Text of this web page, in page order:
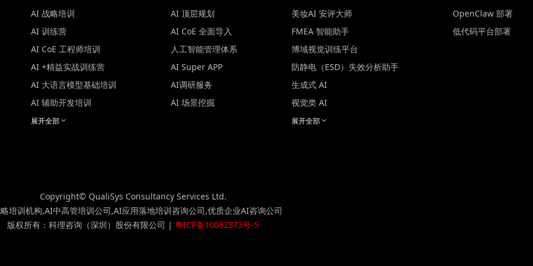
AI 战略培训
AI 训练营
AI CoE 工程师培训
AI +精益实战训练营
AI 大语言模型基础培训
AI 辅助开发培训
展开全部
AI 顶层规划
AI CoE 全面导入
人工智能管理体系
AI Super APP
AI调研服务
AI 场景挖掘
美妆AI 安评大师
FMEA 智能助手
博域视觉训练平台
防静电（ESD）失效分析助手
生成式 AI
视觉类 AI
展开全部
OpenClaw 部署
低代码平台部署
Copyright© QualiSys Consultancy Services Ltd.
培训机构,AI中高管培训公司,AI应用落地培训咨询公司,优质企业AI咨询公司
版权所有：科理咨询（深圳）股份有限公司 |粤ICP备10082873号-5